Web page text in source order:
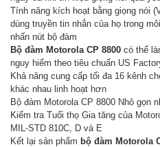
Tính năng kích hoạt bằng giọng nói
dùng truyền tin nhắn của họ trong
nhấn nút bộ đàm
Bộ đàm Motorola CP 8800 có thể
nguy hiểm theo tiêu chuẩn US
Khả năng cung cấp tối đa 16 kênh
khác nhau linh hoạt hơn
Bộ đàm Motorola CP 8800 Nhỏ gọn
Kiểm tra Tuổi thọ Gia tăng của
MIL-STD 810C, D và E
Kết lại sản phẩm bộ đàm Motorola